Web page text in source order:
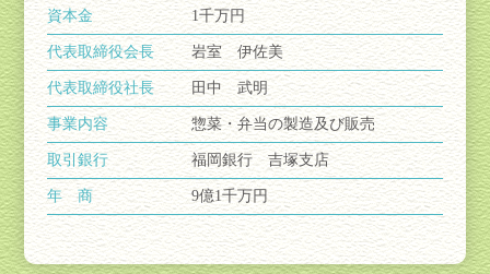
資本金 1千万円
代表取締役会長 岩室 伊佐美
代表取締役社長 田中 武明
事業内容 惣菜・弁当の製造及び販売
取引銀行 福岡銀行 吉塚支店
年 商 9億1千万円